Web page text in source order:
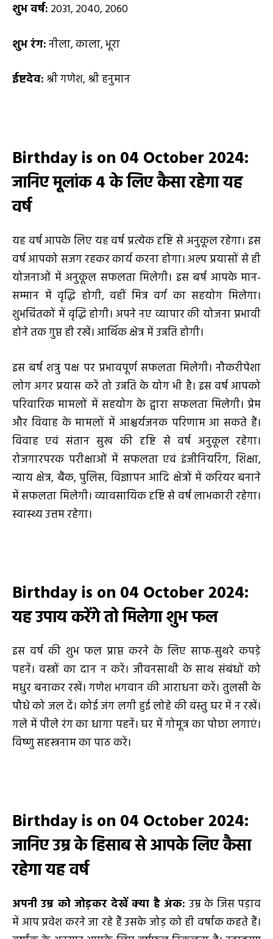
शुभ वर्ष: 2031, 2040, 2060
शुभ रंग:नीला, काला, भूरा
ईष्टदेव: श्री गणेश, श्री हनुमान
Birthday is on 04 October 2024:
जानिए मूलांक4के लिए कैसा रहेगा यह
वर्ष
यह वर्ष आपके लिए यह वर्ष प्रत्येक दृष्टि से अनुकूल रहेगा। इस
वर्ष आपको सजग रहकर कार्य करना होगा। अल्प प्रयासों से ही
योजनाओं में अनुकूल सफलता मिलेगी। इस बर्ष आपके मान-
सम्मान में वृद्धि होगी, वहीं मित्र वर्ग का सहयोग मिलेगा।
शुभचिंतकों में वृद्धि होगी। अपने नए व्यापार की योजना प्रभावी
होने तक गुप्त ही रखें। आर्थिक क्षेत्र में उन्नति होगी।
इस बर्ष शत्रु पक्ष पर प्रभावपूर्ण सफलता मिलेगी। नौकरीपेशा
लोग अगर प्रयास करें तो उन्नति के योग भी है। इस वर्ष आपको
परिवारिक मामलों में सहयोग के द्वारा सफलता मिलेगी। प्रेम
और विवाह के मामलों में आश्चर्यजनक परिणाम आ सकते हैं।
विवाह एवं संतान सुख की दृष्टि से वर्ष अनुकूल रहेगा।
रोजगारपरक परीक्षाओं में सफलता एवं इंजीनियरिंग, शिक्षा,
न्याय क्षेत्र, बैंक, पुलिस, विज्ञापन आदि क्षेत्रों में करियर बनाने
में सफलता मिलेगी। व्यावसायिक दृष्टि से वर्ष लाभकारी रहेगा।
स्वास्थ्य उत्तम रहेगा।
Birthday is on 04 October 2024:
यह उपाय करेंगे तो मिलेगा शुभ फल
इस वर्ष की शुभ फल प्राप्त करने के लिए साफ-सुथरे कपड़े
पहनें। वस्त्रों का दान न करें। जीवनसाथी के साथ संबंधों को
मधुर बनाकर रखें। गणेश भगवान की आराधना करें। तुलसी के
पौधे को जल दें। कोई जंग लगी हुई लोहे की वस्तु घर में न रखें।
गले में पीले रंग का धागा पहनें। घर में गोमूत्र का पोछा लगाएं।
विष्णु सहस्त्रनाम का पाठ करें।
Birthday is on 04 October 2024:
जानिए उम्र के हिसाब से आपके लिए कैसा
रहेगा यह वर्ष
अपनी उम्र को जोड़कर देखें क्या है अंक:उम्र के जिस पड़ाव
में आप प्रवेश करने जा रहे हैं उसके जोड़ को ही वर्षांक कहते हैं।